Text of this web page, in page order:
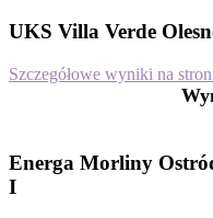
UKS Villa Verde
Szczegółowe wyniki na
Energa Morliny
I